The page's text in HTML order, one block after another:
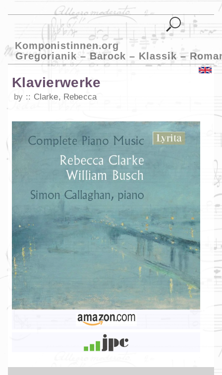
Komponistinnen.org
Gregorianik – Barock – Klassik –
Klavierwerke
by Clarke, Rebecca